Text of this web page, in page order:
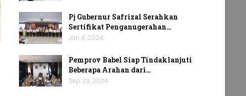
Pj Gubernur Safrizal Serahkan
Sertifikat Penganugerahan…
Jan 4, 2024
Pemprov Babel Siap Tindaklanjuti
Beberapa Arahan dari…
Sep 23, 2024